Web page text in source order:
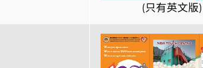
(只有英文版)